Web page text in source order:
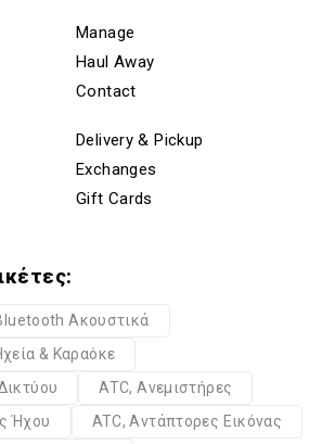
Manage
Haul Away
Contact
Delivery & Pickup
Exchanges
Gift Cards
Ακουστικά
& Καραόκε
ATC, Ανεμιστήρες
Ήχου
ATC, Αντάπτορες Εικόνας